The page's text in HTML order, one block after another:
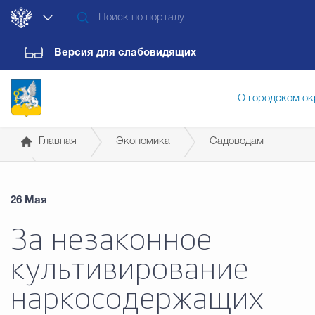
Версия для слабовидящих
О городском
Новости Обращения граждан
Главная Экономика Садоводам
26 Мая
За незаконное
культивирование
наркосодержащих